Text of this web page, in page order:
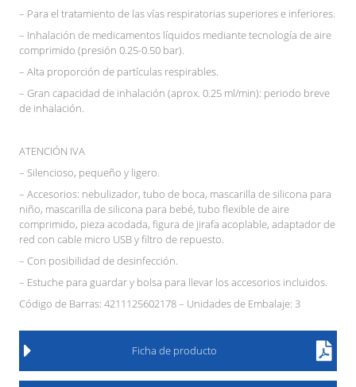
– Para el tratamiento de las vías respiratorias superiores e inferiores.
– Inhalación de medicamentos líquidos mediante tecnología de aire
comprimido (presión 0.25-0.50 bar).
– Alta proporción de partículas respirables.
– Gran capacidad de inhalación (aprox. 0.25 ml/min): periodo breve
de inhalación.
ATENCIÓN IVA
– Silencioso, pequeño y ligero.
– Accesorios: nebulizador, tubo de boca, mascarilla de silicona para
niño, mascarilla de silicona para bebé, tubo flexible de aire
comprimido, pieza acodada, figura de jirafa acoplable, adaptador de
red con cable micro USB y filtro de repuesto.
– Con posibilidad de desinfección.
– Estuche para guardar y bolsa para llevar los accesorios incluidos.
Código de Barras: 4211125602178 – Unidades de Embalaje: 3
Ficha de producto